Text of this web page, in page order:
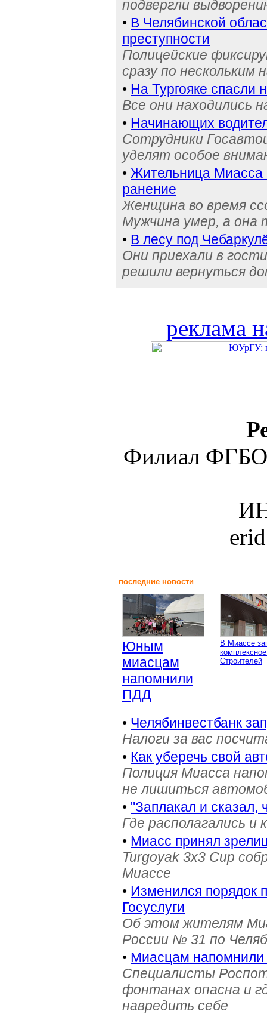
подвергли
• В Челябинской
преступности
Полицейские
сразу по нескольким
• На Тургояке спасли
Все они находились
• Начинающих
Сотрудники
уделят особое
• Жительница Миасса
ранение
Женщина во время
Мужчина умер, а она
• В лесу под
Они приехали в
решили вернуться
реклама
Филиал
последние новости
Юным
миасцам
напомнили
ПДД
В Миассе
Строителей
• Челябинвестбанк
Налоги за вас
• Как уберечь свой
Полиция Миасса
не лишиться
• "Заплакал и сказал,
Где располагались и
• Миасс принял
Turgoyak 3x3 Cup
Миассе
• Изменился порядок
Госуслуги
Об этом жителям
России № 31 по
• Миасцам напомнили
Специалисты
фонтанах опасна и
навредить себе